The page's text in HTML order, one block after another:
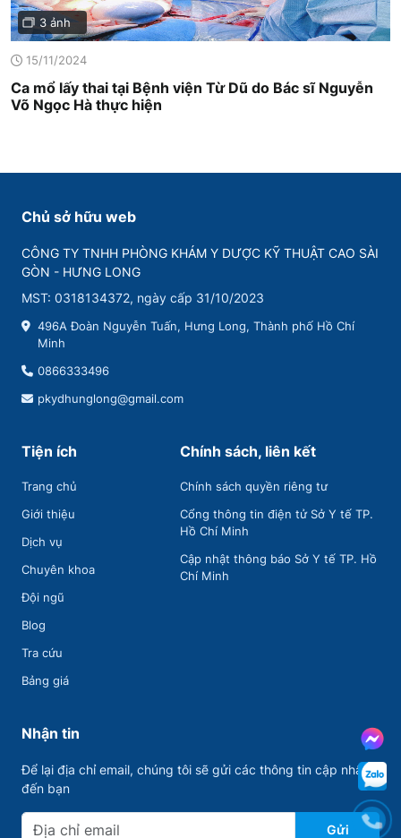
3 ảnh
15/11/2024
Ca mổ lấy thai tại Bệnh viện Từ Dũ do Bác sĩ Nguyễn
Võ Ngọc Hà thực hiện
Chủ sở hữu web
CÔNG TY TNHH PHÒNG KHÁM Y DƯỢC KỸ THUẬT CAO SÀI
GÒN - HƯNG LONG
MST: 0318134372, ngày cấp 31/10/2023
496A Đoàn Nguyễn Tuấn, Hưng Long, Thành phố Hồ Chí
Minh
0866333496
pkydhunglong@gmail.com
Tiện ích
Trang chủ
Giới thiệu
Dịch vụ
Chuyên khoa
Đội ngũ
Blog
Tra cứu
Bảng giá
Chính sách, liên kết
Chính sách quyền riêng tư
Cổng thông tin điện tử Sở Y tế TP.
Hồ Chí Minh
Cập nhật thông báo Sở Y tế TP. Hồ
Chí Minh
Nhận tin
Để lại địa chỉ email, chúng tôi sẽ gửi các thông tin cập nhập
đến bạn
Gửi